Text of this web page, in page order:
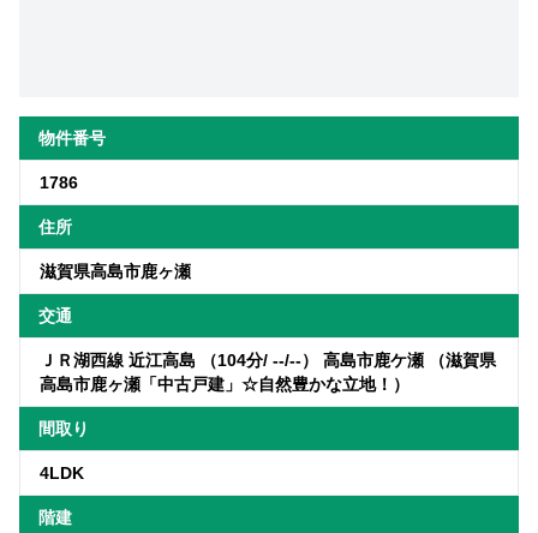
物件番号
1786
住所
滋賀県高島市鹿ヶ瀬
交通
ＪＲ湖西線 近江高島 （104分/ --/--） 高島市鹿ケ瀬 （滋賀県
高島市鹿ヶ瀬「中古戸建」☆自然豊かな立地！）
間取り
4LDK
階建